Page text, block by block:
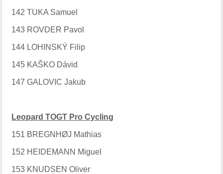
142 TUKA Samuel
143 ROVDER Pavol
144 LOHINSKÝ Filip
145 KAŠKO Dávid
147 GALOVIC Jakub
Leopard TOGT Pro Cycling
151 BREGNHØJ Mathias
152 HEIDEMANN Miguel
153 KNUDSEN Oliver